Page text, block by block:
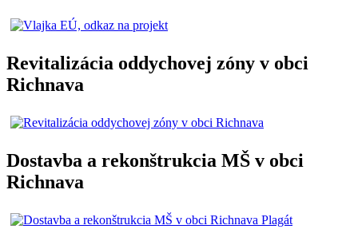
Revitalizácia oddychovej zóny v obci
Richnava
Dostavba a rekonštrukcia MŠ v obci
Richnava